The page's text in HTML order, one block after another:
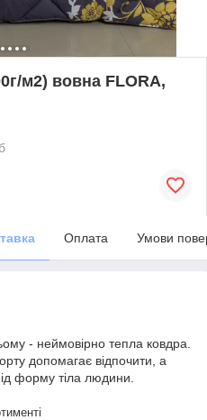
м2) вовна FLORA,
Оплата Умови
- неймовірно тепла ковдра.
допомагає відпочити, а
форму тіла людини.